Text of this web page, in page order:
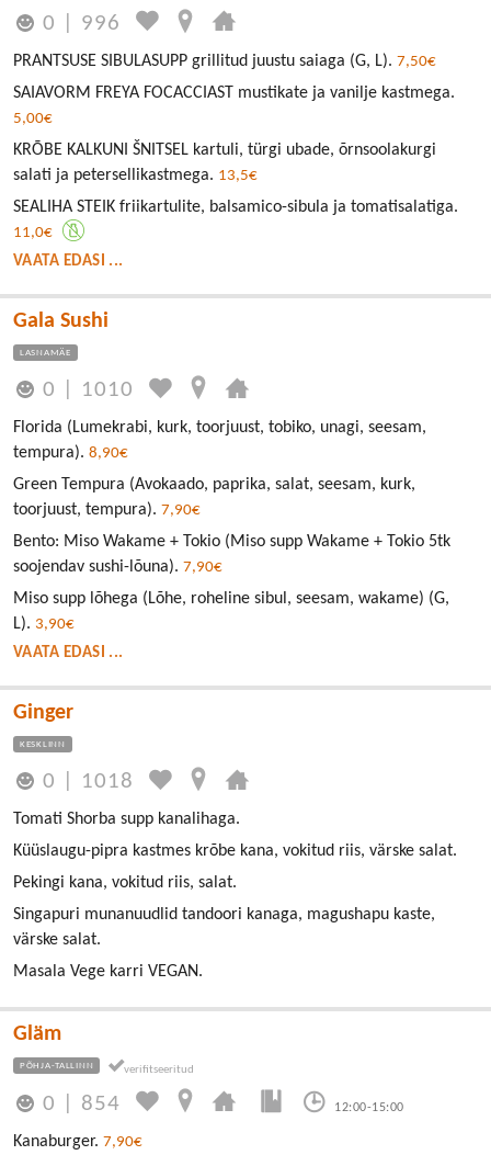
0 996
PRANTSUSE SIBULASUPP grillitud juustu saiaga (G, L). 7,50€
SAIAVORM FREYA FOCACCIAST mustikate ja vanilje kastmega.
5,00€
KRÕBE KALKUNI ŠNITSEL kartuli, türgi ubade, õrnsoolakurgi
salati ja petersellikastmega. 13,5€
SEALIHA STEIK friikartulite, balsamico-sibula ja tomatisalatiga.
11,0€
VAATA EDASI ...
Gala Sushi
LASNAMÄE
0 1010
Florida (Lumekrabi, kurk, toorjuust, tobiko, unagi, seesam,
tempura). 8,90€
Green Tempura (Avokaado, paprika, salat, seesam, kurk,
toorjuust, tempura). 7,90€
Bento: Miso Wakame + Tokio (Miso supp Wakame + Tokio 5tk
soojendav sushi-lõuna). 7,90€
Miso supp lõhega (Lõhe, roheline sibul, seesam, wakame) (G,
L). 3,90€
VAATA EDASI ...
Ginger
KESKLINN
0 1018
Tomati Shorba supp kanalihaga.
Küüslaugu-pipra kastmes krõbe kana, vokitud riis, värske salat.
Pekingi kana, vokitud riis, salat.
Singapuri munanuudlid tandoori kanaga, magushapu kaste,
värske salat.
Masala Vege karri VEGAN.
Gläm
PÕHJA-TALLINN
0 854 12:00-15:00
Kanaburger. 7,90€